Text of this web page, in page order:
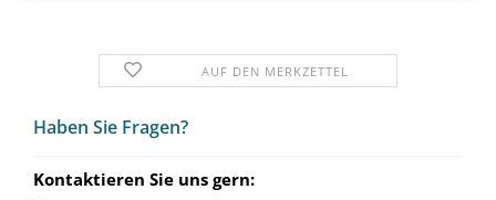
AUF DEN MERKZETTEL
Haben Sie Fra­gen?
Kontaktieren Sie uns gern: